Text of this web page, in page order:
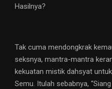
Hasilnya?
Tak cuma mendongkrak
seksnya, mantra-mantra
kekuatan mistik dahsyat
Semu. Itulah sebabnya,